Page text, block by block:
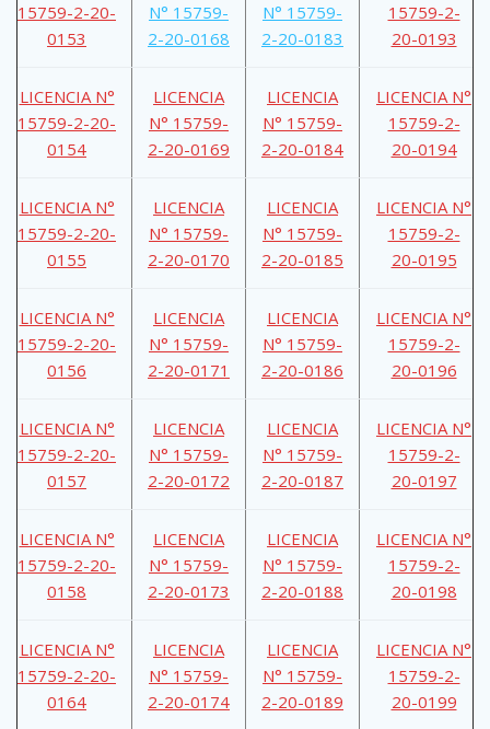
15759-2-20-
0153
N° 15759-
2-20-0168
N° 15759-
2-20-0183
15759-2-
20-0193
LICENCIA N°
15759-2-20-
0154
LICENCIA
N° 15759-
2-20-0169
LICENCIA
N° 15759-
2-20-0184
LICENCIA N°
15759-2-
20-0194
LICENCIA N°
15759-2-20-
0155
LICENCIA
N° 15759-
2-20-0170
LICENCIA
N° 15759-
2-20-0185
LICENCIA N°
15759-2-
20-0195
LICENCIA N°
15759-2-20-
0156
LICENCIA
N° 15759-
2-20-0171
LICENCIA
N° 15759-
2-20-0186
LICENCIA N°
15759-2-
20-0196
LICENCIA N°
15759-2-20-
0157
LICENCIA
N° 15759-
2-20-0172
LICENCIA
N° 15759-
2-20-0187
LICENCIA N°
15759-2-
20-0197
LICENCIA N°
15759-2-20-
0158
LICENCIA
N° 15759-
2-20-0173
LICENCIA
N° 15759-
2-20-0188
LICENCIA N°
15759-2-
20-0198
LICENCIA N°
15759-2-20-
0164
LICENCIA
N° 15759-
2-20-0174
LICENCIA
N° 15759-
2-20-0189
LICENCIA N°
15759-2-
20-0199